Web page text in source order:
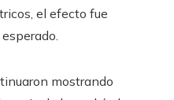
el efecto fue
mostrando